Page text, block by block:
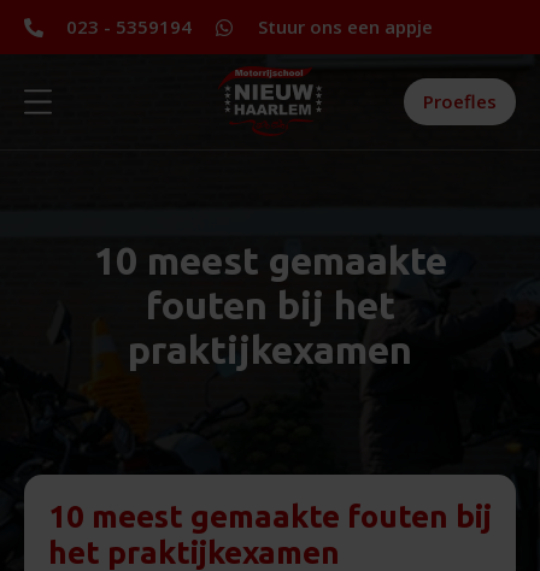
023 - 5359194 Stuur ons een appje
Proefles
10 meest gemaakte
fouten bij het
praktijkexamen
10 meest gemaakte fouten bij
het praktijkexamen